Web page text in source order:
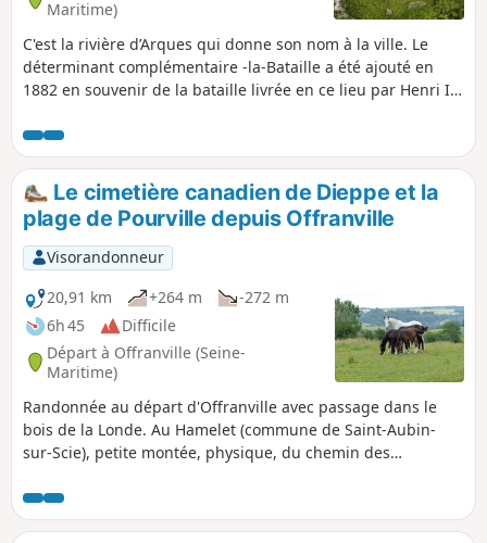
Maritime)
C'est la rivière d’Arques qui donne son nom à la ville. Le
déterminant complémentaire -la-Bataille a été ajouté en
1882 en souvenir de la bataille livrée en ce lieu par Henri IV
Le cimetière canadien de Dieppe et la
plage de Pourville depuis Offranville
Visorandonneur
20,91 km
+264 m
-272 m
6h 45
Difficile
Départ à Offranville (Seine-
Maritime)
Randonnée au départ d'Offranville avec passage dans le
bois de la Londe. Au Hamelet (commune de Saint-Aubin-
sur-Scie), petite montée, physique, du chemin des
Dieppe au hameau "les Vertus". Ensuite, descente en
direction de Petit-Appeville, à travers champs par les